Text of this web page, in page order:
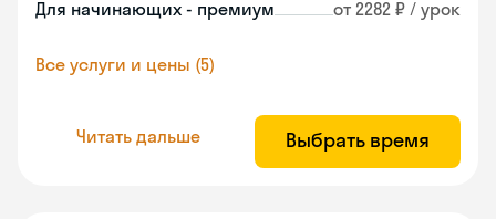
Для начинающих - премиум от 2282 ₽ / урок
Все услуги и цены (5)
Читать дальше Выбрать время